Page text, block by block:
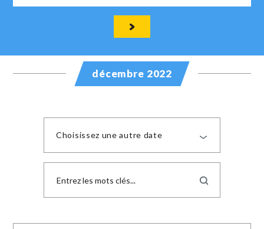
décembre 2022
Choisissez une autre date